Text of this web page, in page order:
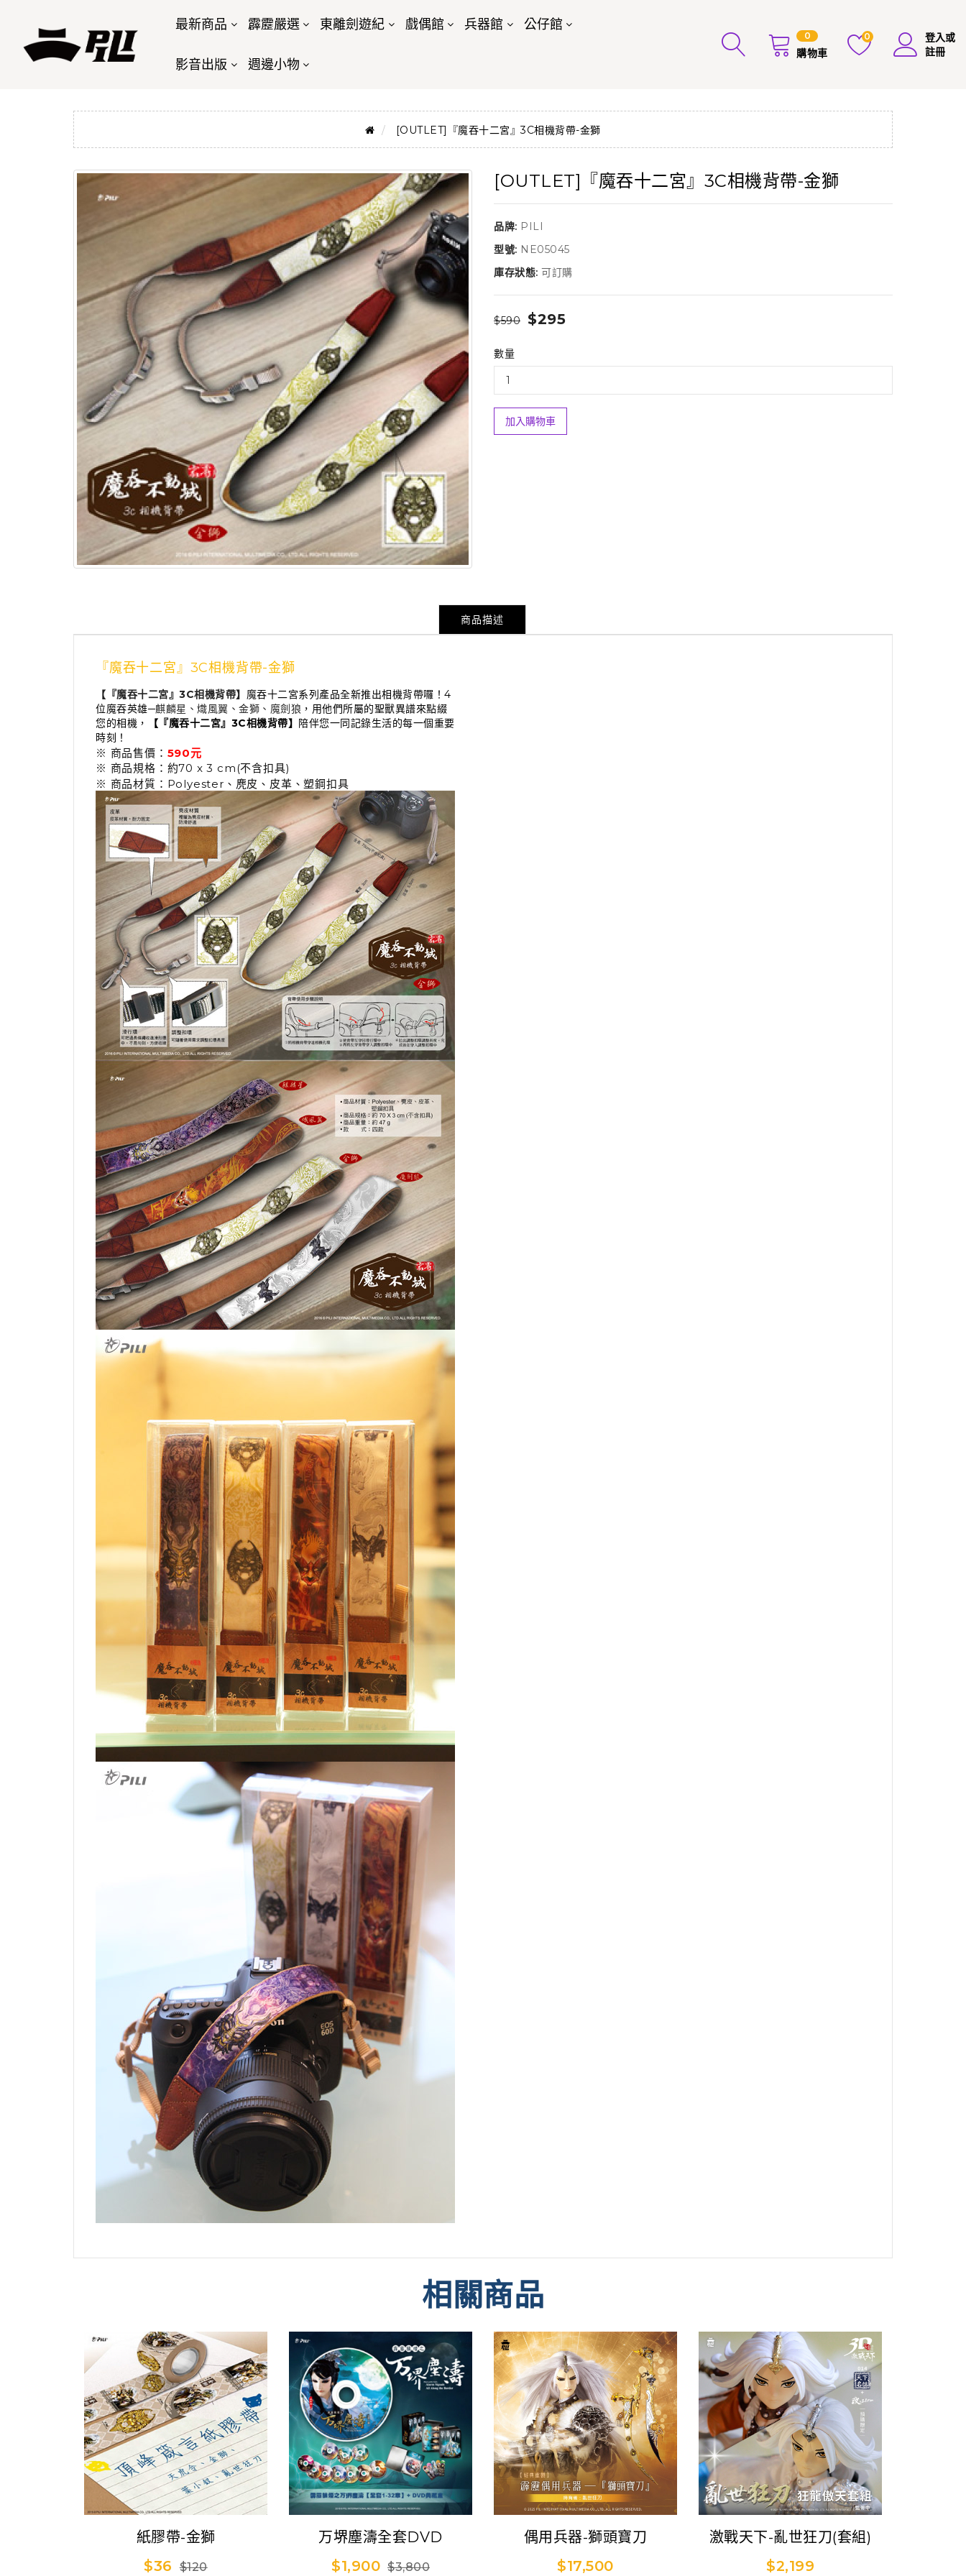
最新商品 霹靂嚴選 東離劍遊紀 戲偶館 兵器館 公仔館
影音出版 週邊小物
0
購物車
0
登入或
註冊
[OUTLET]『魔吞十二宮』3C相機背帶-金獅
[OUTLET]『魔吞十二宮』3C相機背帶-金獅
品牌: PILI
型號: NE05045
庫存狀態: 可訂購
$590 $295
數量
加入購物車
商品描述
『魔吞十二宮』3C相機背帶-金獅
【『魔吞十二宮』3C相機背帶】 魔吞十二宮系列產品全新推出相機背帶囉！4
位魔吞英雄─麒麟星、熾風翼、金獅、魔劍狼 ，用他們所屬的聖獸異譜來點綴
您的相機，
【『魔吞十二宮』3C相機背帶】 陪伴您一同記錄生活的每一個重要
時刻！
※ 商品售價： 590元
※ 商品規格：約70 x 3 cm(不含扣具)
※ 商品材質：Polyester、麂皮、皮革、塑鋼扣具
相關商品
紙膠帶-金獅
$36
$120
万堺塵濤全套DVD
$1,900 $3,800
偶用兵器-獅頭寶刀
$17,500
激戰天下-亂世狂刀(套組)
$2,199